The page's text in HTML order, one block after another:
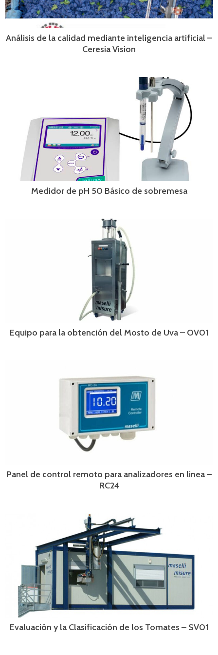
Análisis de la calidad mediante inteligencia artificial –
Ceresia Vision
Medidor de pH 50 Básico de sobremesa
Equipo para la obtención del Mosto de Uva – OV01
Panel de control remoto para analizadores en linea –
RC24
Evaluación y la Clasificación de los Tomates – SV01